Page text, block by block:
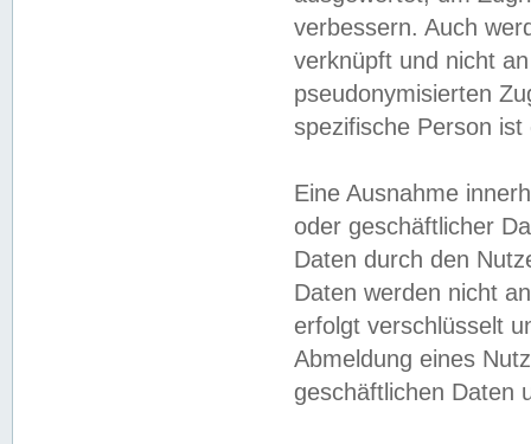
verbessern. Auch
verknüpft und nicht
pseudonymisierten
spezifische Person
Eine Ausnahme
oder geschäftlicher
Daten durch den
Daten werden nicht
erfolgt verschlüsselt
Abmeldung eines
geschäftlichen Daten